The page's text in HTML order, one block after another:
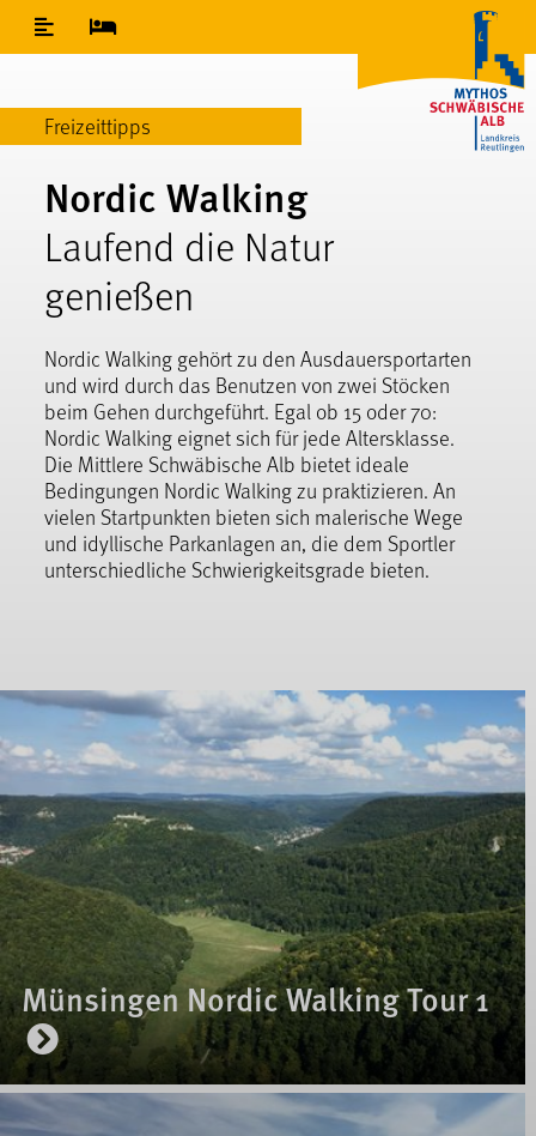
Inhaltsverzeichnis
Freizeittipps
Nordic Walking
Laufend die Natur
genießen
Nordic Walking gehört zu den Ausdauersportarten
und wird durch das Benutzen von zwei Stöcken
beim Gehen durchgeführt. Egal ob 15 oder 70:
Nordic Walking eignet sich für jede Altersklasse.
Die Mittlere Schwäbische Alb bietet ideale
Bedingungen Nordic Walking zu praktizieren. An
vielen Startpunkten bieten sich malerische Wege
und idyllische Parkanlagen an, die dem Sportler
unterschiedliche Schwierigkeitsgrade bieten.
Münsingen Nordic Walking Tour 1